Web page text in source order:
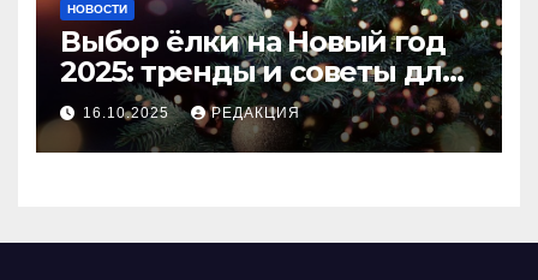
НОВОСТИ
Выбор ёлки на Новый год
2025: тренды и советы для
идеального праздника
16.10.2025 РЕДАКЦИЯ